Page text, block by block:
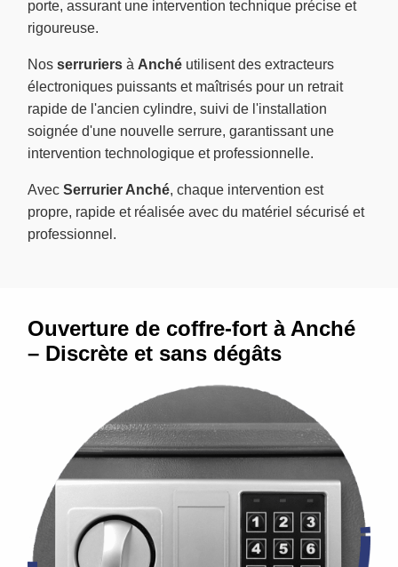
porte, assurant une intervention technique précise et
rigoureuse.
Nos serruriers à Anché utilisent des extracteurs
électroniques puissants et maîtrisés pour un retrait
rapide de l'ancien cylindre, suivi de l'installation
soignée d'une nouvelle serrure, garantissant une
intervention technologique et professionnelle.
Avec Serrurier Anché, chaque intervention est
propre, rapide et réalisée avec du matériel sécurisé et
professionnel.
Ouverture de coffre-fort à Anché
– Discrète et sans dégâts